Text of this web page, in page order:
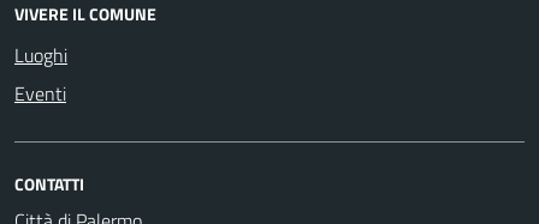
VIVERE IL COMUNE
Luoghi
Eventi
CONTATTI